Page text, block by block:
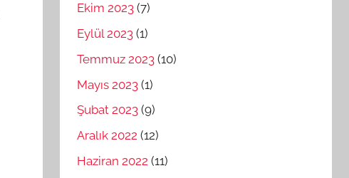
Ekim 2023 (7)
Eylül 2023 (1)
Temmuz 2023 (10)
Mayıs 2023 (1)
Şubat 2023 (9)
Aralık 2022 (12)
Haziran 2022 (11)